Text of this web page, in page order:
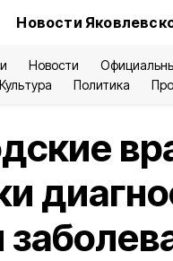
Новости
Новости
Культура Политика